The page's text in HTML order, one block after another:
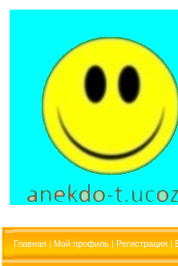
Главная | Мой профиль | Регистрация |